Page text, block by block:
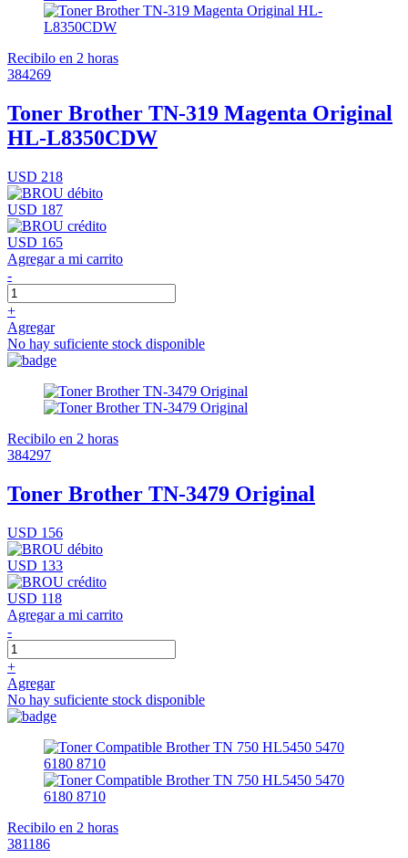
Recibilo en 2 horas
384269
Toner Brother TN-319 Magenta Original
HL-L8350CDW
USD 218
USD 187
USD 165
Agregar a mi carrito
-
+
Agregar
No hay suficiente stock disponible
Recibilo en 2 horas
384297
Toner Brother TN-3479 Original
USD 156
USD 133
USD 118
Agregar a mi carrito
-
+
Agregar
No hay suficiente stock disponible
Recibilo en 2 horas
381186